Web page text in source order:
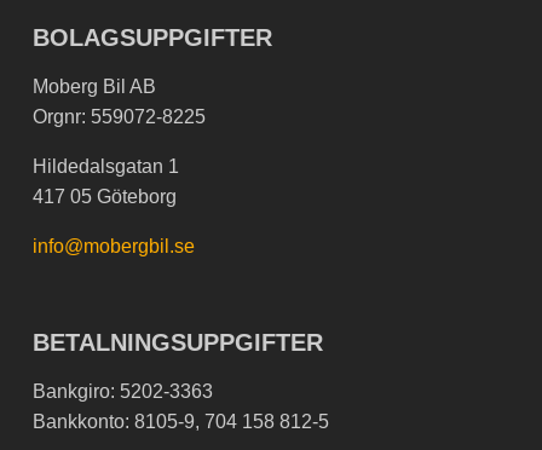
BOLAGSUPPGIFTER
Moberg Bil AB
Orgnr: 559072-8225
Hildedalsgatan 1
417 05 Göteborg
info@mobergbil.se
BETALNINGSUPPGIFTER
Bankgiro: 5202-3363
Bankkonto: 8105-9, 704 158 812-5